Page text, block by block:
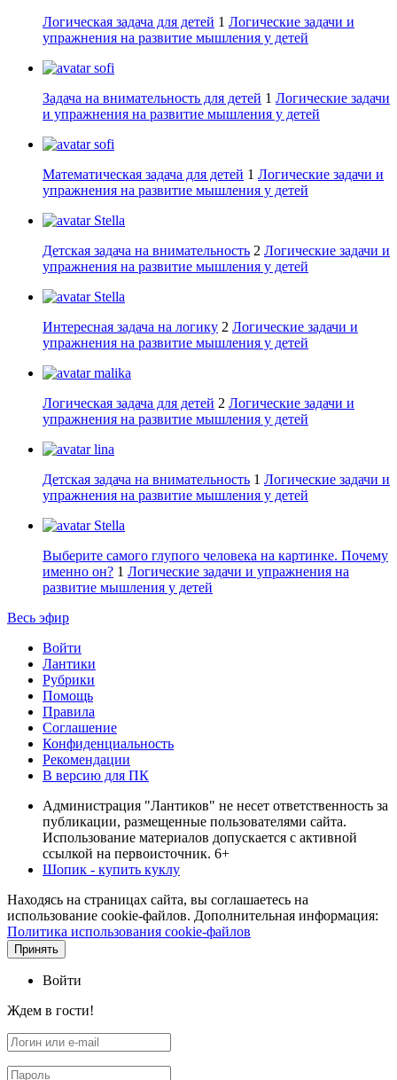
Логическая задача для детей 1 Логические задачи и
упражнения на развитие мышления у детей
sofi
Задача на внимательность для детей 1 Логические задачи
и упражнения на развитие мышления у детей
sofi
Математическая задача для детей 1 Логические задачи и
упражнения на развитие мышления у детей
Stella
Детская задача на внимательность 2 Логические задачи и
упражнения на развитие мышления у детей
Stella
Интересная задача на логику 2 Логические задачи и
упражнения на развитие мышления у детей
malika
Логическая задача для детей 2 Логические задачи и
упражнения на развитие мышления у детей
lina
Детская задача на внимательность 1 Логические задачи и
упражнения на развитие мышления у детей
Stella
Выберите самого глупого человека на картинке. Почему
именно он? 1 Логические задачи и упражнения на
развитие мышления у детей
Весь эфир
Войти
Лантики
Рубрики
Помощь
Правила
Соглашение
Конфиденциальность
Рекомендации
В версию для ПК
Администрация "Лантиков" не несет ответственность за
публикации, размещенные пользователями сайта.
Использование материалов допускается с активной
ссылкой на первоисточник. 6+
Шопик - купить куклу
Находясь на страницах сайта, вы соглашаетесь на
использование cookie-файлов. Дополнительная информация:
Политика использования cookie-файлов
Принять
Войти
Ждем в гости!